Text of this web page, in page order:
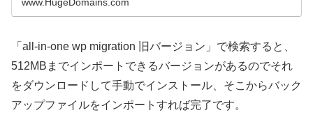
「all-in-one wp migration 旧バージョン」で検索すると、
512MBまでインポートできるバージョンがあるのでそれ
をダウンロードして手動でインストール、そこからバック
アップファイルをインポートすれば完了です。